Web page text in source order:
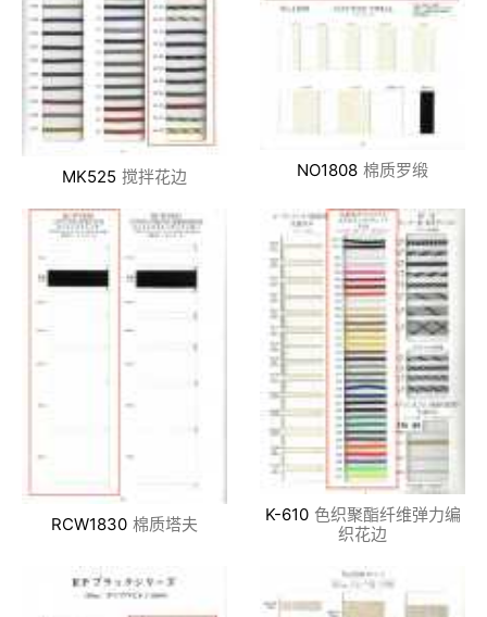
MK525 搅拌花边 NO1808 棉质罗缎
RCW1830 棉质塔夫 K-610 色织聚酯纤维弹力编
织花边